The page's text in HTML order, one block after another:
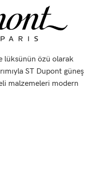
lüksünün özü olarak
ST Dupont güneş
malzemeleri modern